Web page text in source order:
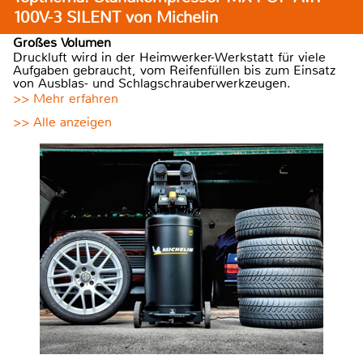
100V-3 SILENT von Michelin
Großes Volumen
Druckluft wird in der Heimwerker-Werkstatt für viele
Aufgaben gebraucht, vom Reifenfüllen bis zum Einsatz
von Ausblas- und Schlagschrauberwerkzeugen.
>> Mehr erfahren
>> Alle anzeigen